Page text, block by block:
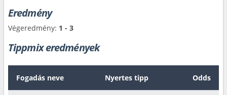
Eredmény
Végeredmény: 1 - 3
Tippmix eredmények
Fogadás neve Nyertes tipp Odds